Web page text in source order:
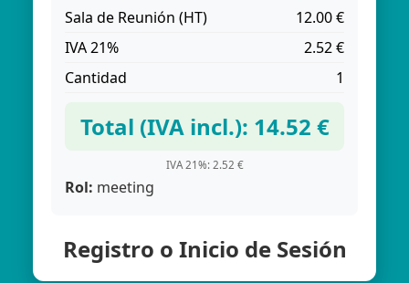
Sala de Reunión (HT)
12.00 €
IVA 21%
2.52 €
Cantidad
1
Total (IVA incl.): 14.52 €
IVA 21%: 2.52 €
Rol: meeting
Registro o Inicio de Sesión